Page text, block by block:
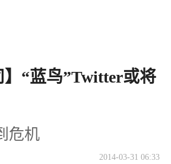
】“蓝鸟”Twitter或将
危机
2014-03-31 06:33